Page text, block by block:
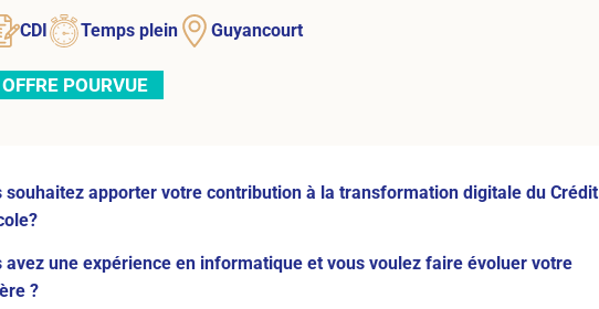
CDI Temps plein Guyancourt
OFFRE POURVUE
souhaitez apporter votre contribution à la transformation digitale du Crédit
avez une expérience en informatique et vous voulez faire évoluer votre
?